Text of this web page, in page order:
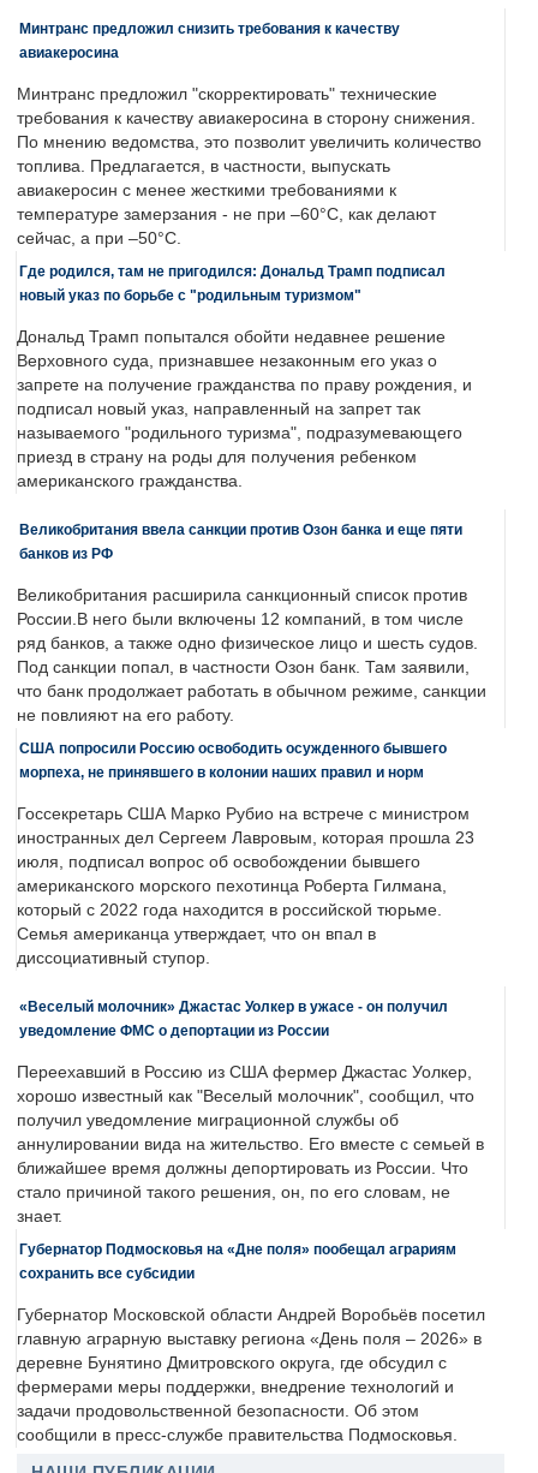
Минтранс предложил снизить требования к качеству
авиакеросина
Минтранс предложил "скорректировать" технические
требования к качеству авиакеросина в сторону снижения.
По мнению ведомства, это позволит увеличить количество
топлива. Предлагается, в частности, выпускать
авиакеросин с менее жесткими требованиями к
температуре замерзания - не при –60°C, как делают
сейчас, а при –50°C.
Где родился, там не пригодился: Дональд Трамп подписал
новый указ по борьбе с "родильным туризмом"
Дональд Трамп попытался обойти недавнее решение
Верховного суда, признавшее незаконным его указ о
запрете на получение гражданства по праву рождения, и
подписал новый указ, направленный на запрет так
называемого "родильного туризма", подразумевающего
приезд в страну на роды для получения ребенком
американского гражданства.
Великобритания ввела санкции против Озон банка и еще пяти
банков из РФ
Великобритания расширила санкционный список против
России.В него были включены 12 компаний, в том числе
ряд банков, а также одно физическое лицо и шесть судов.
Под санкции попал, в частности Озон банк. Там заявили,
что банк продолжает работать в обычном режиме, санкции
не повлияют на его работу.
США попросили Россию освободить осужденного бывшего
морпеха, не принявшего в колонии наших правил и норм
Госсекретарь США Марко Рубио на встрече с министром
иностранных дел Сергеем Лавровым, которая прошла 23
июля, подписал вопрос об освобождении бывшего
американского морского пехотинца Роберта Гилмана,
который с 2022 года находится в российской тюрьме.
Семья американца утверждает, что он впал в
диссоциативный ступор.
«Веселый молочник» Джастас Уолкер в ужасе - он получил
уведомление ФМС о депортации из России
Переехавший в Россию из США фермер Джастас Уолкер,
хорошо известный как "Веселый молочник", сообщил, что
получил уведомление миграционной службы об
аннулировании вида на жительство. Его вместе с семьей в
ближайшее время должны депортировать из России. Что
стало причиной такого решения, он, по его словам, не
знает.
Губернатор Подмосковья на «Дне поля» пообещал аграриям
сохранить все субсидии
Губернатор Московской области Андрей Воробьёв посетил
главную аграрную выставку региона «День поля – 2026» в
деревне Бунятино Дмитровского округа, где обсудил с
фермерами меры поддержки, внедрение технологий и
задачи продовольственной безопасности. Об этом
сообщили в пресс-службе правительства Подмосковья.